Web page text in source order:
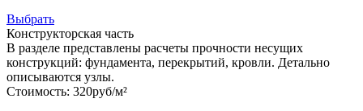
Выбрать
Конструкторская часть
В разделе представлены расчеты прочности несущих
конструкций: фундамента, перекрытий, кровли. Детально
описываются узлы.
Стоимость: 320руб/м²